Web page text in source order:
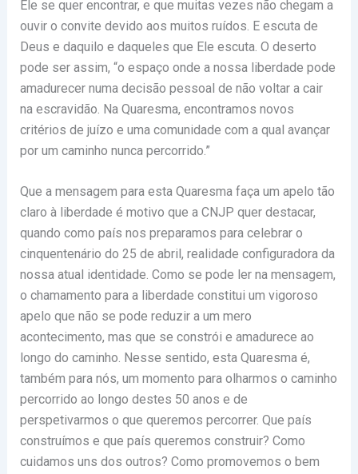
Ele se quer encontrar, e que muitas vezes não chegam a
ouvir o convite devido aos muitos ruídos. E escuta de
Deus e daquilo e daqueles que Ele escuta. O deserto
pode ser assim, “o espaço onde a nossa liberdade pode
amadurecer numa decisão pessoal de não voltar a cair
na escravidão. Na Quaresma, encontramos novos
critérios de juízo e uma comunidade com a qual avançar
por um caminho nunca percorrido.”
Que a mensagem para esta Quaresma faça um apelo tão
claro à liberdade é motivo que a CNJP quer destacar,
quando como país nos preparamos para celebrar o
cinquentenário do 25 de abril, realidade configuradora da
nossa atual identidade. Como se pode ler na mensagem,
o chamamento para a liberdade constitui um vigoroso
apelo que não se pode reduzir a um mero
acontecimento, mas que se constrói e amadurece ao
longo do caminho. Nesse sentido, esta Quaresma é,
também para nós, um momento para olharmos o caminho
percorrido ao longo destes 50 anos e de
perspetivarmos o que queremos percorrer. Que país
construímos e que país queremos construir? Como
cuidamos uns dos outros? Como promovemos o bem